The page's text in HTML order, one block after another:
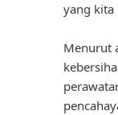
yang kita
Menurut